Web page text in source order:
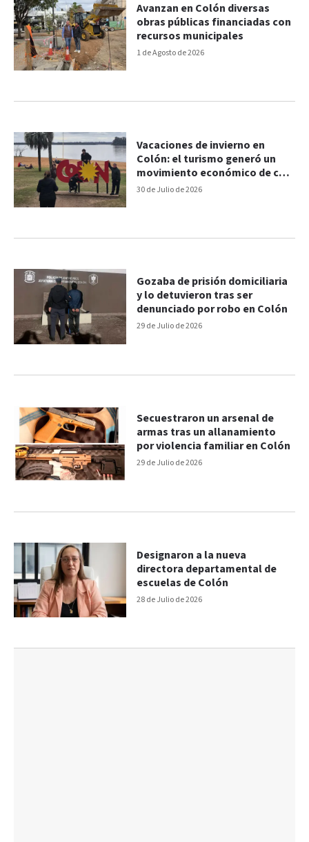
1 de Agosto de 2026
Avanzan en Colón diversas
obras públicas financiadas con
recursos municipales
30 de Julio de 2026
Vacaciones de invierno en
Colón: el turismo generó un
movimiento económico de casi
$4.600 millones
29 de Julio de 2026
Gozaba de prisión domiciliaria
y lo detuvieron tras ser
denunciado por robo en Colón
29 de Julio de 2026
Secuestraron un arsenal de
armas tras un allanamiento
por violencia familiar en Colón
28 de Julio de 2026
Designaron a la nueva
directora departamental de
escuelas de Colón